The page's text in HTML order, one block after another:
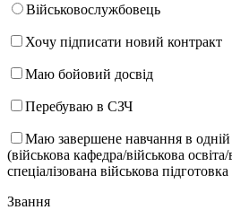
Військовослужбовець
Хочу підписати новий контракт
Маю бойовий досвід
Перебуваю в СЗЧ
Маю завершене навчання в одній
(військова кафедра/військова
спеціалізована військова
Звання